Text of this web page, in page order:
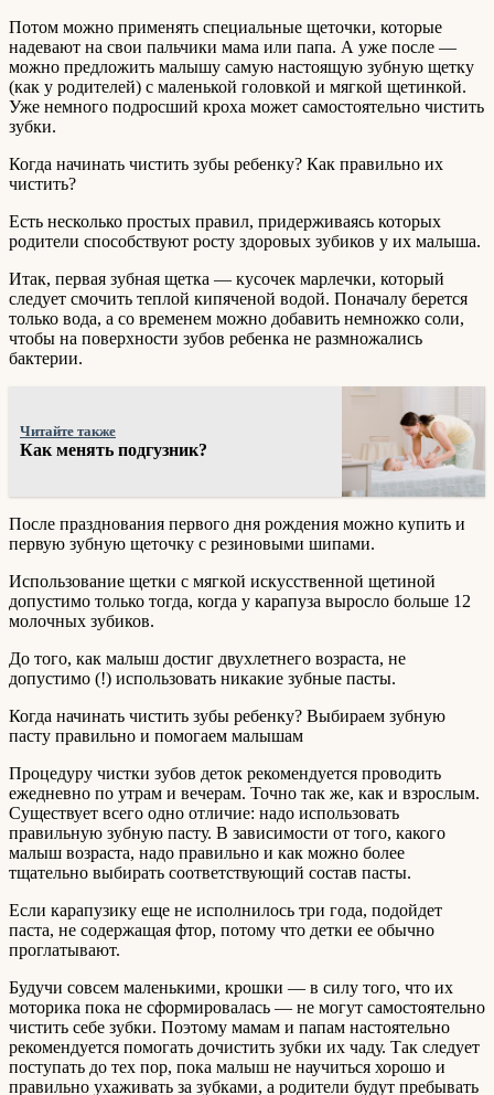
Потом можно применять специальные щеточки, которые
надевают на свои пальчики мама или папа. А уже после —
можно предложить малышу самую настоящую зубную щетку
(как у родителей) с маленькой головкой и мягкой щетинкой.
Уже немного подросший кроха может самостоятельно чистить
зубки.
Когда начинать чистить зубы ребенку? Как правильно их
чистить?
Есть несколько простых правил, придерживаясь которых
родители способствуют росту здоровых зубиков у их малыша.
Итак, первая зубная щетка — кусочек марлечки, который
следует смочить теплой кипяченой водой. Поначалу берется
только вода, а со временем можно добавить немножко соли,
чтобы на поверхности зубов ребенка не размножались
бактерии.
Читайте также
Как менять подгузник?
После празднования первого дня рождения можно купить и
первую зубную щеточку с резиновыми шипами.
Использование щетки с мягкой искусственной щетиной
допустимо только тогда, когда у карапуза выросло больше 12
молочных зубиков.
До того, как малыш достиг двухлетнего возраста, не
допустимо (!) использовать никакие зубные пасты.
Когда начинать чистить зубы ребенку? Выбираем зубную
пасту правильно и помогаем малышам
Процедуру чистки зубов деток рекомендуется проводить
ежедневно по утрам и вечерам. Точно так же, как и взрослым.
Существует всего одно отличие: надо использовать
правильную зубную пасту. В зависимости от того, какого
малыш возраста, надо правильно и как можно более
тщательно выбирать соответствующий состав пасты.
Если карапузику еще не исполнилось три года, подойдет
паста, не содержащая фтор, потому что детки ее обычно
проглатывают.
Будучи совсем маленькими, крошки — в силу того, что их
моторика пока не сформировалась — не могут самостоятельно
чистить себе зубки. Поэтому мамам и папам настоятельно
рекомендуется помогать дочистить зубки их чаду. Так следует
поступать до тех пор, пока малыш не научиться хорошо и
правильно ухаживать за зубками, а родители будут пребывать